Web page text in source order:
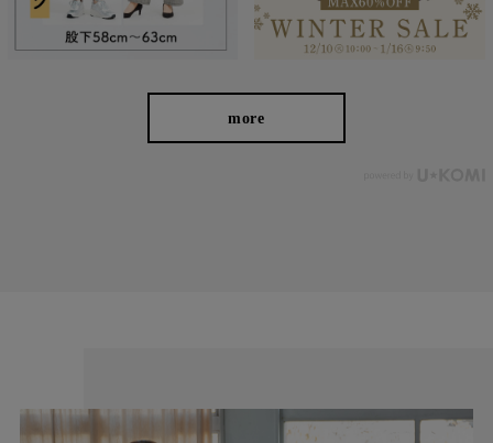
の調子によってゆとりが違うウエストにもフィットします。 ワイ
ドシルエットだから、X脚やO脚など気になるラインもひろいにく
more